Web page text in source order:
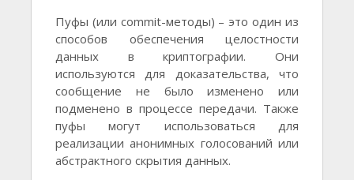
Пуфы (или commit-методы) – это один из
способов обеспечения целостности
данных в криптографии. Они
используются для доказательства, что
сообщение не было изменено или
подменено в процессе передачи. Также
пуфы могут использоваться для
реализации анонимных голосований или
абстрактного скрытия данных.